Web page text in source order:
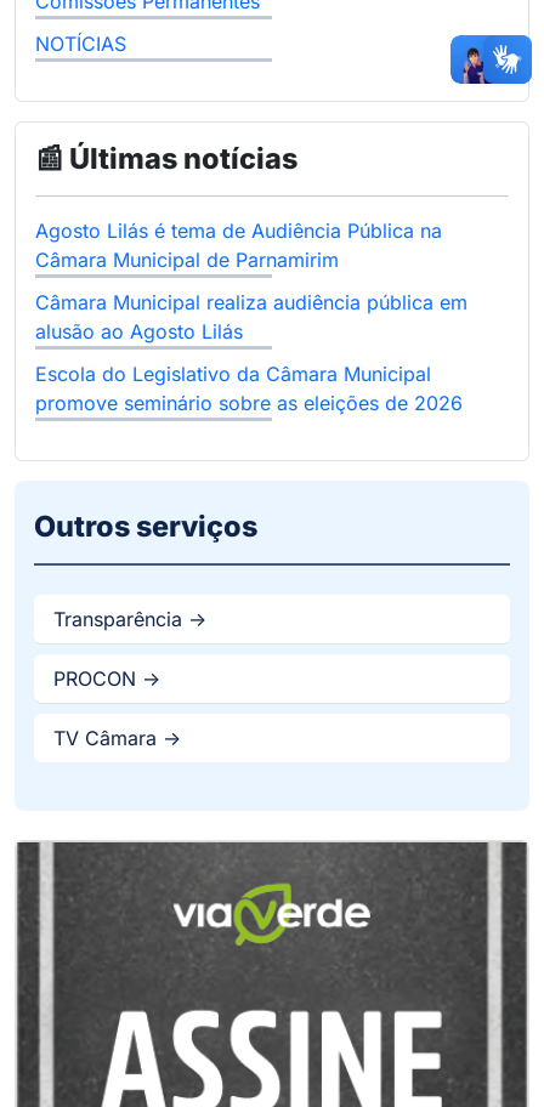
NOTÍCIAS
📰 Últimas notícias
Agosto Lilás é tema de Audiência Pública na
Câmara Municipal de Parnamirim
Câmara Municipal realiza audiência pública em
alusão ao Agosto Lilás
Escola do Legislativo da Câmara Municipal
promove seminário sobre as eleições de 2026
Outros serviços
Transparência ->
PROCON ->
TV Câmara ->